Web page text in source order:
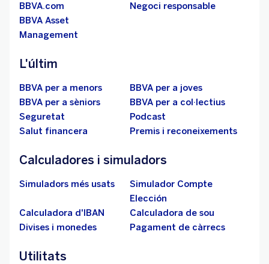
BBVA.com
Negoci responsable
BBVA Asset
Management
L'últim
BBVA per a menors
BBVA per a joves
BBVA per a sèniors
BBVA per a col·lectius
Seguretat
Podcast
Salut financera
Premis i reconeixements
Calculadores i simuladors
Simuladors més usats
Simulador Compte
Elección
Calculadora d'IBAN
Calculadora de sou
Divises i monedes
Pagament de càrrecs
Utilitats